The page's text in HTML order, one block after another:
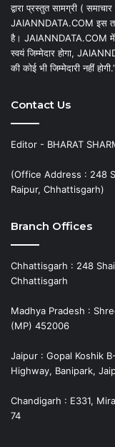
द्वारा प्रस्तुत सामग्री (
JAIANNDATA.COM इस
है। JAIANNDATA.COM में
स्वयं जिम्मेदार होगा,
की कोई भी जिम्मेदारी नहीं
Contact Us
Editor - BHARAT
(Office Address : 248
Raipur, Chhattisgarh)
Branch Offices
Chhattisgarh : 248
Chhattisgarh
Madhya Pradesh :
(MP) 452006
Jaipur : Gopal Koshik
Highway, Banipark,
Chandigarh : E331,
74